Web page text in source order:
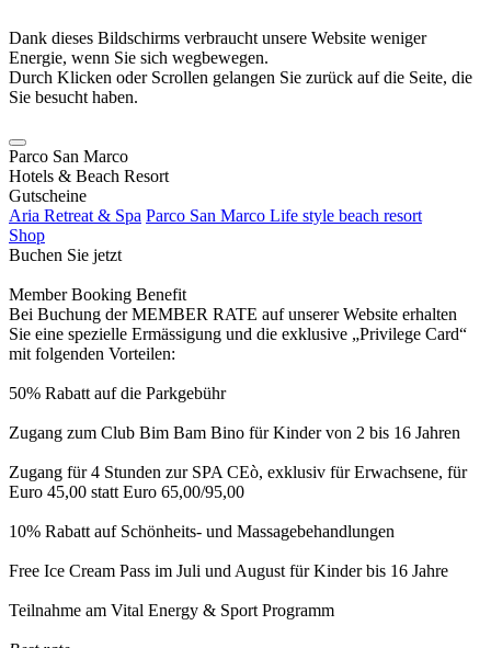
Dank dieses Bildschirms verbraucht unsere Website weniger
Energie, wenn Sie sich wegbewegen.
Durch Klicken oder Scrollen gelangen Sie zurück auf die Seite, die
Sie besucht haben.
Parco San Marco
Hotels & Beach Resort
Gutscheine
Aria Retreat & Spa Parco San Marco Life style beach resort
Shop
Buchen Sie jetzt
Member Booking Benefit
Bei Buchung der MEMBER RATE auf unserer Website erhalten
Sie eine spezielle Ermässigung und die exklusive „Privilege Card“
mit folgenden Vorteilen:
50% Rabatt auf die Parkgebühr
Zugang zum Club Bim Bam Bino für Kinder von 2 bis 16 Jahren
Zugang für 4 Stunden zur SPA CEò, exklusiv für Erwachsene, für
Euro 45,00 statt Euro 65,00/95,00
10% Rabatt auf Schönheits- und Massagebehandlungen
Free Ice Cream Pass im Juli und August für Kinder bis 16 Jahre
Teilnahme am Vital Energy & Sport Programm